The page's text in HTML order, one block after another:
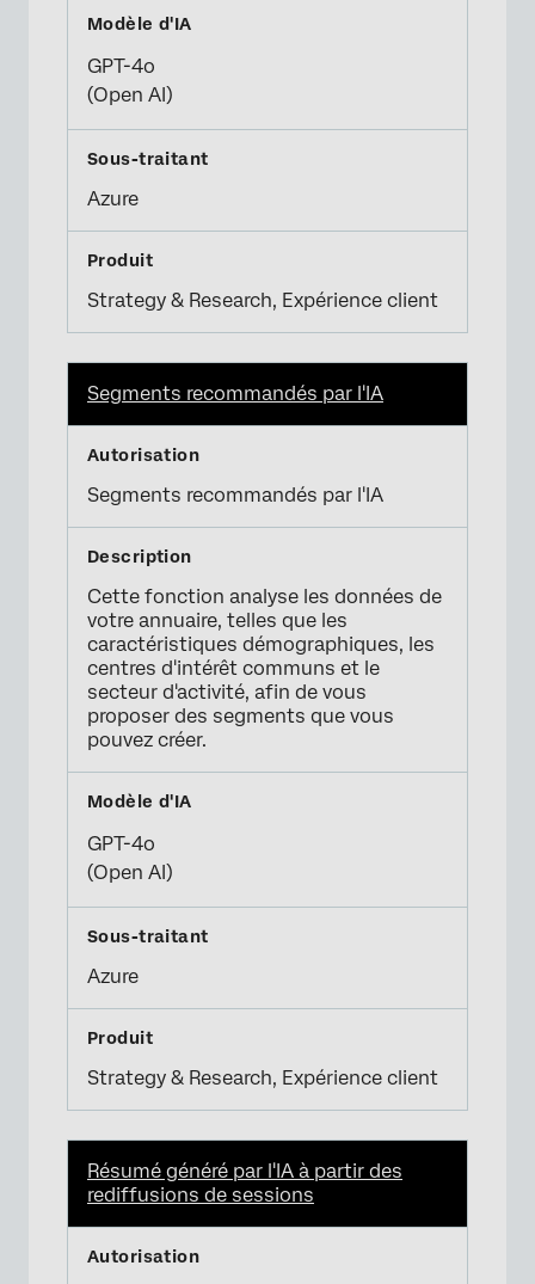
GPT-4o
(Open AI)
Azure
Strategy & Research, Expérience client
Segments recommandés par l'IA
Segments recommandés par l'IA
Cette fonction analyse les données de
votre annuaire, telles que les
caractéristiques démographiques, les
centres d'intérêt communs et le
secteur d'activité, afin de vous
proposer des segments que vous
pouvez créer.
GPT-4o
(Open AI)
Azure
Strategy & Research, Expérience client
Résumé généré par l'IA à partir des
rediffusions de sessions